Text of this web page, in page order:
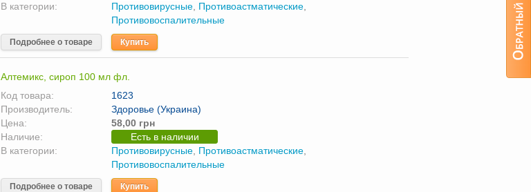
В категории:
Противовирусные Противоастматические
Противовоспалительные
Подробнее о товаре Купить
Алтемикс, сироп 100 мл фл.
Код товара:
1623
Производитель:
Здоровье (Украина)
Цена:
58,00 грн
Наличие:
Есть в наличии
В категории:
Противовирусные Противоастматические
Противовоспалительные
Подробнее о товаре Купить